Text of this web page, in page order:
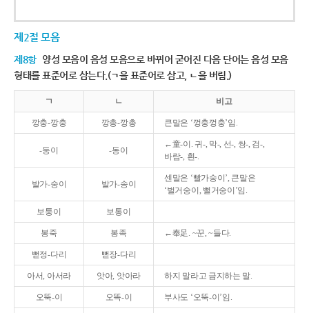
제2절 모음
제8항 양성 모음이 음성 모음으로 바뀌어 굳어진 다음 단어는 음성 모음
형태를 표준어로 삼는다.(ㄱ을 표준어로 삼고, ㄴ을 버림.)
ㄱ ㄴ 비고
깡충-깡충 깡총-깡총 큰말은 ‘껑충껑충’임.
-둥이 -동이
←童-이. 귀-, 막-, 선-, 쌍-, 검-,
바람-, 흰-.
발가-숭이 발가-송이
센말은 ‘빨가숭이’, 큰말은
‘벌거숭이, 뻘거숭이’임.
보퉁이 보통이
봉죽 봉족 ←奉足. ~꾼, ~들다.
뻗정-다리 뻗장-다리
아서, 아서라 앗아, 앗아라 하지 말라고 금지하는 말.
오뚝-이 오똑-이 부사도 ‘오뚝-이’임.